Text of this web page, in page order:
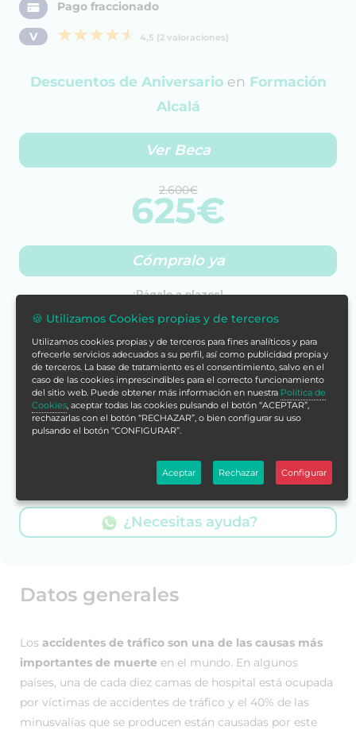
Datos generales
Los accidentes de tráfico son una de las causas más
importantes de muerte en el mundo. En algunos
países, una de cada diez camas de hospital está ocupada
por víctimas de accidentes de tráfico y el 40% de las
minusvalías que se producen están causadas por este
Pago fraccionado
V 4,5 (2 valoraciones)
Descuentos de Aniversarioen Formación
Alcalá
Ver Beca
2.600€
625€
Cómpralo ya
Con tu compra acumularías
2.500 puntos
Más info
¡Estamos listos para ayudarte!
Escríbenos por WhatsApp.
¿Necesitas ayuda?
🍪 Utilizamos Cookies propias y de terceros
Utilizamos cookies propias y de terceros para fines analíticos y para
ofrecerle servicios adecuados a su perfil, así como publicidad propia y
de terceros. La base de tratamiento es el consentimiento, salvo en el
caso de las cookies imprescindibles para el correcto funcionamiento
del sitio web. Puede obtener más información en nuestra Política de
Cookies , aceptar todas las cookies pulsando el botón “ACEPTAR”,
rechazarlas con el botón “RECHAZAR”, o bien configurar su uso
pulsando el botón “CONFIGURAR”.
Aceptar Rechazar Configurar